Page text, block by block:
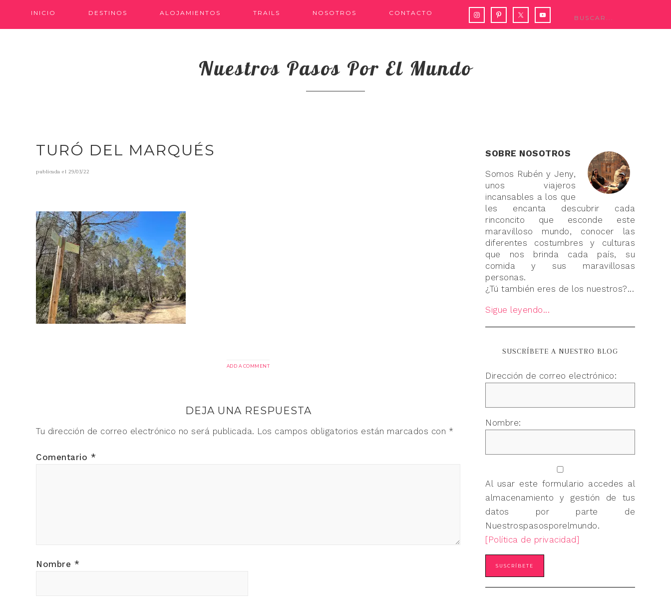
INICIO DESTINOS ALOJAMIENTOS TRAILS NOSOTROS CONTACTO
Nuestros Pasos Por El Mundo
TURÓ DEL MARQUÉS
publicada el 29/03/22
ADD A COMMENT
DEJA UNA RESPUESTA
Tu dirección de correo electrónico no será publicada. Los campos obligatorios están marcados con *
Comentario *
Nombre *
SOBRE NOSOTROS
Somos Rubén y Jeny,
unos viajeros
incansables a los que
les encanta descubrir cada
rinconcito que esconde este
maravilloso mundo, conocer las
diferentes costumbres y culturas
que nos brinda cada país, su
comida y sus maravillosas
personas.
¿Tú también eres de los nuestros?...
Sigue leyendo...
SUSCRÍBETE A NUESTRO BLOG
Dirección de correo electrónico:
Nombre:
Al usar este formulario accedes al
almacenamiento y gestión de tus
datos por parte de
Nuestrospasosporelmundo.
[Política de privacidad]